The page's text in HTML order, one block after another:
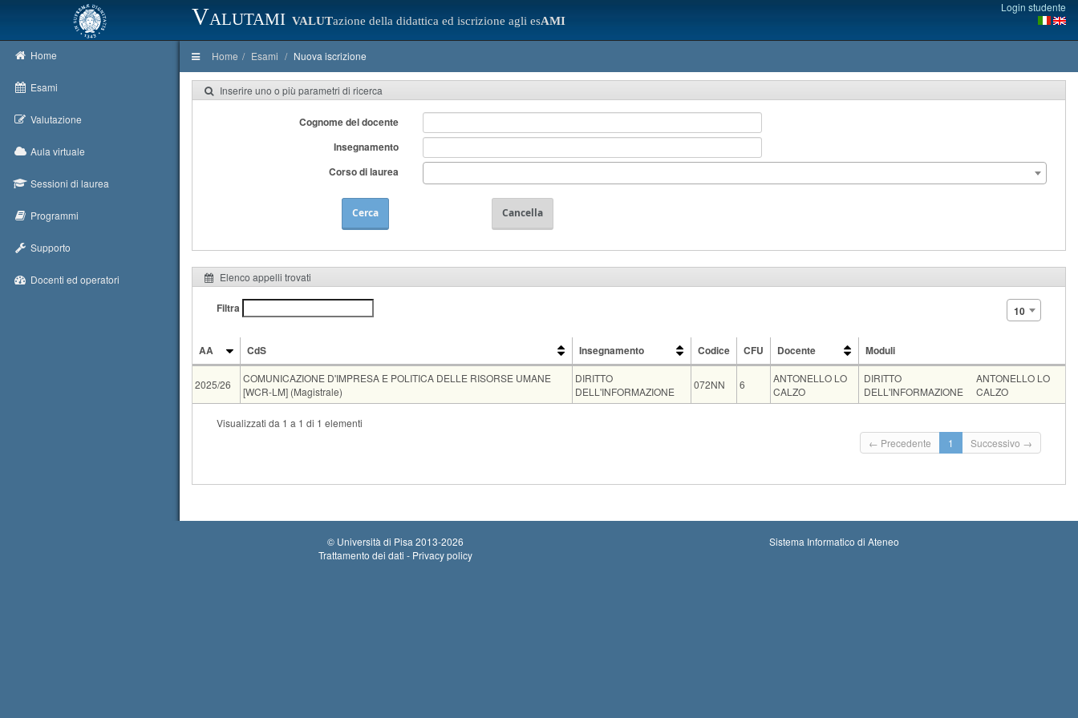
Valutami VALUTazione della didattica ed iscrizione agli esAMI
Login studente
Home
Esami
Valutazione
Aula virtuale
Sessioni di laurea
Programmi
Supporto
Docenti ed operatori
Home Esami Nuova iscrizione
Inserire uno o più parametri di ricerca
Cognome del docente
Insegnamento
Corso di laurea
Cerca Cancella
Elenco appelli trovati
Filtra 10
AA CdS Insegnamento Codice CFU Docente
Moduli
CdS Insegnamento Docente Moduli
2025/26
COMUNICAZIONE D'IMPRESA E POLITICA DELLE RISORSE UMANE
[WCR-LM] (Magistrale)
DIRITTO
DELL'INFORMAZIONE
072NN 6
ANTONELLO LO
CALZO
DIRITTO
DELL'INFORMAZIONE
ANTONELLO LO
CALZO
Condivisione
INFORMATICA UMANISTICA [WFU-LM]
Visualizzati da 1 a 1 di 1 elementi
← Precedente
1 Successivo →
© Università di Pisa 2013-2026
Trattamento dei dati - Privacy policy
Sistema Informatico di Ateneo